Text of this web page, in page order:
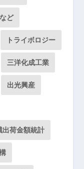
ど
トライボロジー
三洋化成工業
出光興産
出荷金額統計